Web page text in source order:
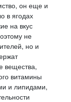
он еще и
в ягодах
на вкус
не
но и
вещества,
витамины
и липидами,